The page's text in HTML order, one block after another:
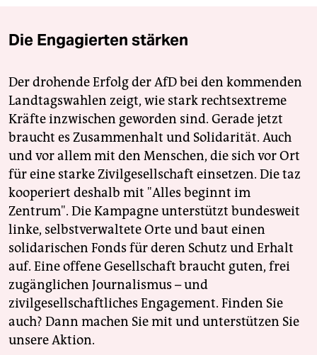
Die Engagierten stärken
Der drohende Erfolg der AfD bei den kommenden
Landtagswahlen zeigt, wie stark rechtsextreme
Kräfte inzwischen geworden sind. Gerade jetzt
braucht es Zusammenhalt und Solidarität. Auch
und vor allem mit den Menschen, die sich vor Ort
für eine starke Zivilgesellschaft einsetzen. Die taz
kooperiert deshalb mit "Alles beginnt im
Zentrum". Die Kampagne unterstützt bundesweit
linke, selbstverwaltete Orte und baut einen
solidarischen Fonds für deren Schutz und Erhalt
auf. Eine offene Gesellschaft braucht guten, frei
zugänglichen Journalismus – und
zivilgesellschaftliches Engagement. Finden Sie
auch? Dann machen Sie mit und unterstützen Sie
unsere Aktion.